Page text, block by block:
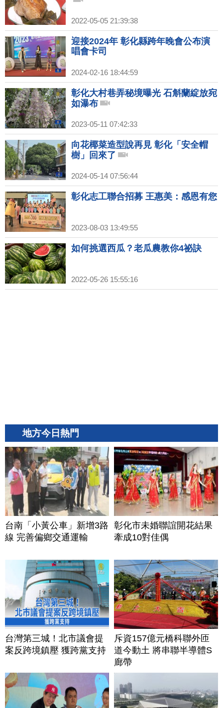
2022-05-05 21:39:38
迎接2024年 彰化縣跨年晚會公布演
唱會卡司
2024-02-16 18:44:59
彰化大村巷弄秘境曝光 石斛蘭綻放宛
如瀑布
2023-05-11 07:42:33
向花椰菜造型說再見 彰化「安全帽
樹」回來了
2024-05-14 07:56:44
彰化志工聯合招募 王惠美：感恩有您
2023-08-03 13:49:55
如何挑選西瓜？老瓜農教你4祕訣
2022-05-26 15:55:16
地方今日熱門
台南「小黃公車」新增3路
線 完善偏鄉交通運輸
彰化市未婚聯誼開花結果
牽成10對佳偶
台灣第三城！北市議會提
案反跨境鎮壓 獲跨黨支持
斥資157億元橋科聯外匝
道今動土 將串聯半導體S
廊帶